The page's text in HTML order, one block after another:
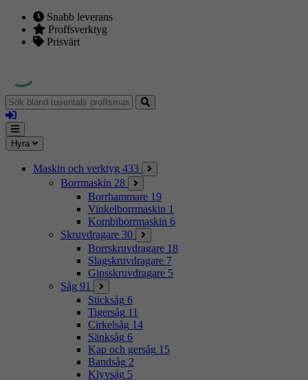
Snabb leverans
Proffsverktyg
Prisvärt
Sök
bland
tusentals
proffsmaskiner
Logga
in
Mina
sidor
Meny
Hyra
Maskin och verktyg 433
Borrmaskin 28
Borrhammare 19
Vinkelborrmaskin 1
Kombiborrmaskin 6
Skruvdragare 30
Borrskruvdragare 18
Slagskruvdragare 7
Gipsskruvdragare 5
Såg 91
Sticksåg 6
Tigersåg 11
Cirkelsåg 14
Sänksåg 6
Kap och gersåg 15
Bandsåg 2
Klyvsåg 5